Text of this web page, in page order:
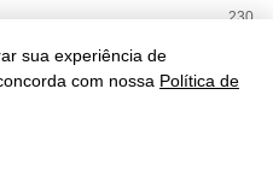
sua experiência de
com nossa Política de
230